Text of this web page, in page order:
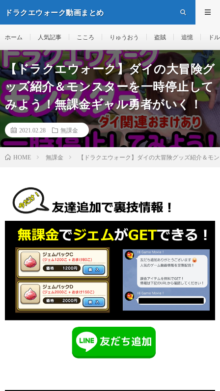
ドラクエウォーク動画まとめ
ホーム 人気記事 こころ りゅうおう 盗賊 追憶 ド
【ドラクエウォーク】ダイの大冒険グ
ッズ紹介＆モンスターを一時停止して
みよう！無課金ギャル勇者がいく！
2021.02.28 無課金
HOME 無課金 【ドラクエウォーク】ダイの大冒険グッズ紹介＆モ